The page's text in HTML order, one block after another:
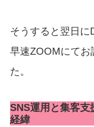
そうすると翌日に
早速ZOOMにてお
た。
SNS運用と集客支
経緯